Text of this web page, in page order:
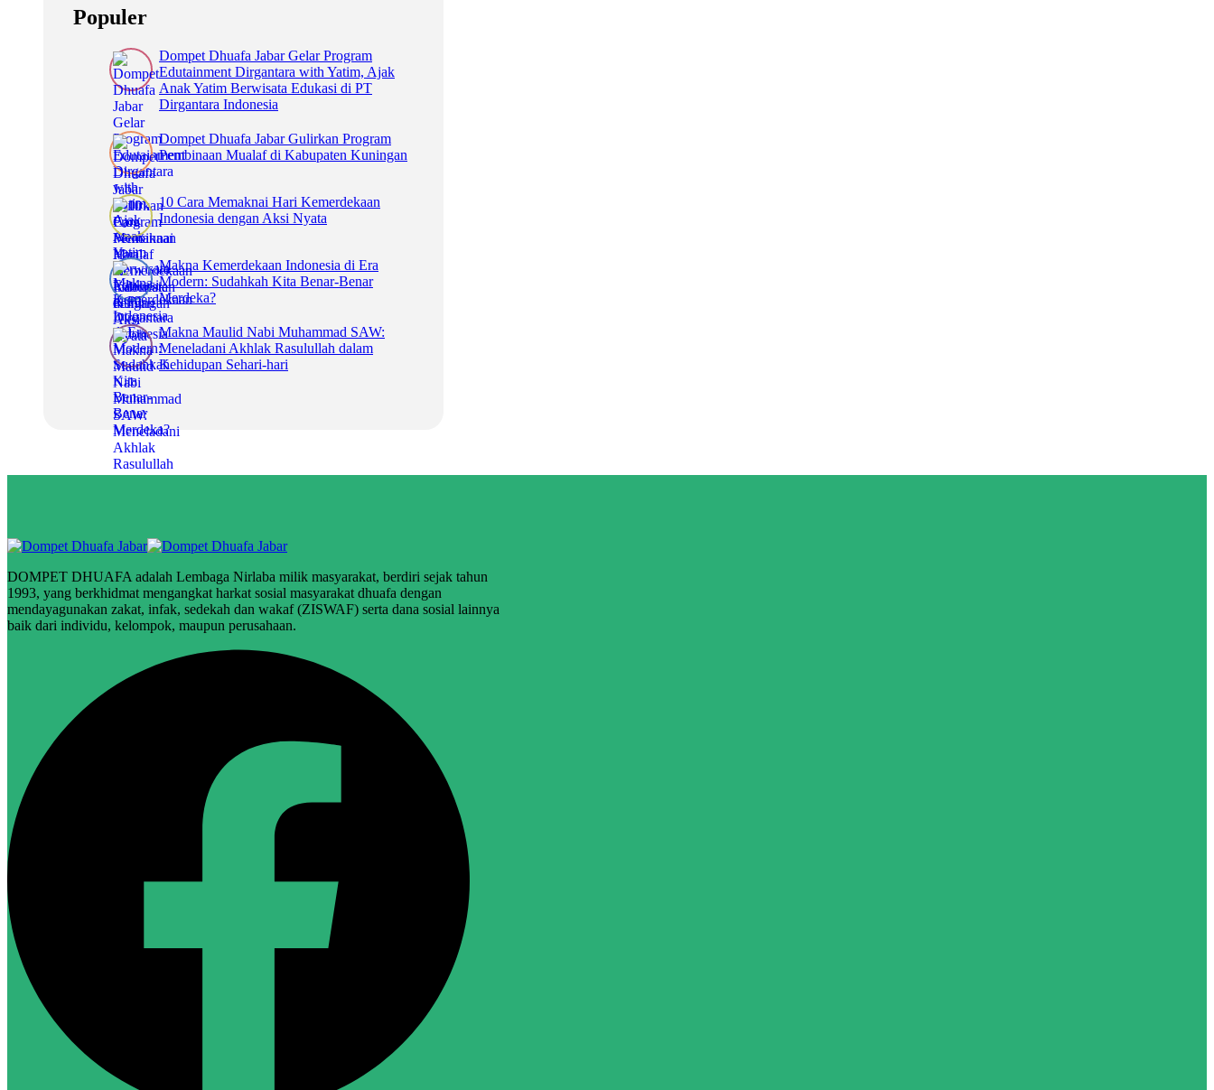
Populer
Dompet Dhuafa Jabar Gelar Program
Edutainment Dirgantara with Yatim, Ajak
Anak Yatim Berwisata Edukasi di PT
Dirgantara Indonesia
Dompet Dhuafa Jabar Gulirkan Program
Pembinaan Mualaf di Kabupaten Kuningan
10 Cara Memaknai Hari Kemerdekaan
Indonesia dengan Aksi Nyata
Makna Kemerdekaan Indonesia di Era
Modern: Sudahkah Kita Benar-Benar
Merdeka?
Makna Maulid Nabi Muhammad SAW:
Meneladani Akhlak Rasulullah dalam
Kehidupan Sehari-hari
DOMPET DHUAFA adalah Lembaga Nirlaba milik masyarakat, berdiri sejak tahun
1993, yang berkhidmat mengangkat harkat sosial masyarakat dhuafa dengan
mendayagunakan zakat, infak, sedekah dan wakaf (ZISWAF) serta dana sosial lainnya
baik dari individu, kelompok, maupun perusahaan.